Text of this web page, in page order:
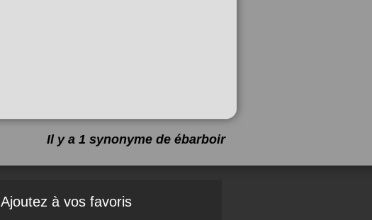
Il y a 1 synonyme de ébarboir
Ajoutez à vos favoris